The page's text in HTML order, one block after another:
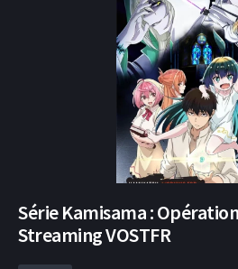
Série Kamisama :
Streaming VOSTFR